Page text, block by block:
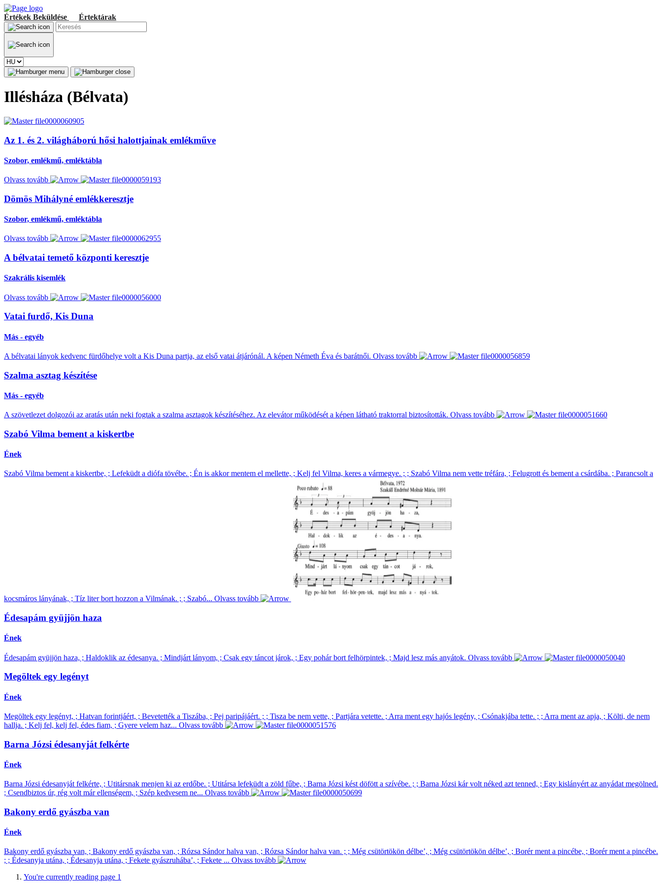
Értékek Beküldése Értektárak
Illésháza (Bélvata)
Az 1. és 2. világháború hősi halottjainak emlékműve
Szobor, emlékmű, emléktábla
Olvass tovább
Dömös Mihályné emlékkeresztje
Szobor, emlékmű, emléktábla
Olvass tovább
A bélvatai temető központi keresztje
Szakrális kisemlék
Olvass tovább
Vatai furdő, Kis Duna
Más - egyéb
A bélvatai lányok kedvenc fürdőhelye volt a Kis Duna partja, az első vatai átjárónál. A képen Németh Éva és barátnői. Olvass tovább
Szalma asztag készítése
Más - egyéb
A szövetlezet dolgozói az aratás után neki fogtak a szalma asztagok készítéséhez. Az elevátor működését a képen látható traktorral biztosították. Olvass tovább
Szabó Vilma bement a kiskertbe
Ének
Szabó Vilma bement a kiskertbe, ; Lefeküdt a diófa tövébe. ; Én is akkor mentem el mellette, ; Kelj fel Vilma, keres a vármegye. ; ; Szabó Vilma nem vette tréfára, ; Felugrott és bement a csárdába. ; Parancsolt a
kocsmáros lányának, ; Tíz liter bort hozzon a Vilmának. ; ; Szabó... Olvass tovább
Édesapám gyüjjön haza
Ének
Édesapám gyüjjön haza, ; Haldoklik az édesanya. ; Mindjárt lányom, ; Csak egy táncot járok, ; Egy pohár bort felhörpintek, ; Majd lesz más anyátok. Olvass tovább
Megöltek egy legényt
Ének
Megöltek egy legényt, ; Hatvan forintjáért, ; Bevetették a Tiszába, ; Pej paripájáért. ; ; Tisza be nem vette, ; Partjára vetette. ; Arra ment egy hajós legény, ; Csónakjába tette. ; ; Arra ment az apja, ; Költi, de nem
hallja. ; Kelj fel, kelj fel, édes fiam, ; Gyere velem haz... Olvass tovább
Barna Józsi édesanyját felkérte
Ének
Barna Józsi édesanyját felkérte, ; Utitársnak menjen ki az erdőbe. ; Utitársa lefeküdt a zöld fűbe, ; Barna Józsi kést döfött a szívébe. ; ; Barna Józsi kár volt néked azt tenned, ; Egy kislányért az anyádat megölned.
; Csendbiztos úr, rég volt már ellenségem, ; Szép kedvesem ne... Olvass tovább
Bakony erdő gyászba van
Ének
Bakony erdő gyászba van, ; Bakony erdő gyászba van, ; Rózsa Sándor halva van, ; Rózsa Sándor halva van. ; ; Még csütörtökön délbe’, ; Még csütörtökön délbe’, ; Borér ment a pincébe, ; Borér ment a pincébe.
; ; Édesanyja utána, ; Édesanyja utána, ; Fekete gyászruhába’, ; Fekete ... Olvass tovább
You're currently reading page 1